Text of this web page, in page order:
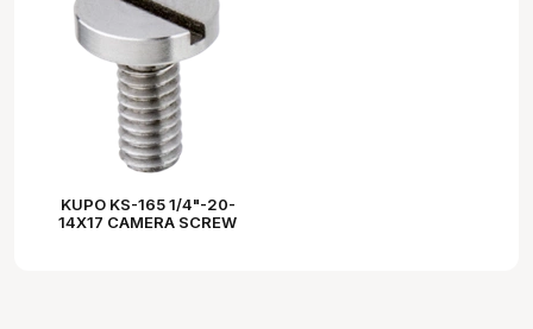
KUPO KS-165 1/4"-20-
14X17 CAMERA SCREW